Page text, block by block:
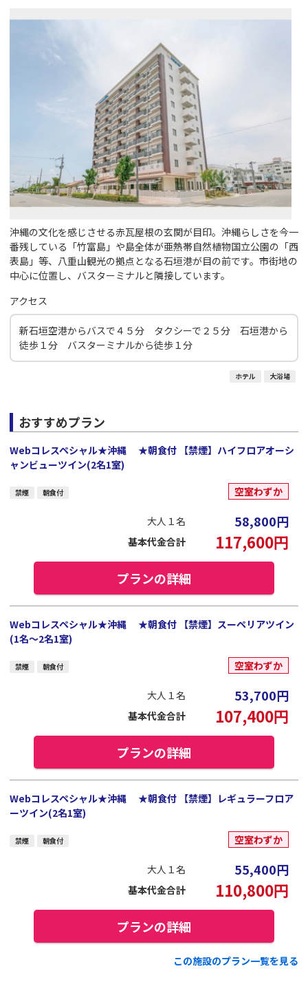
沖縄の文化を感じさせる赤瓦屋根の玄関が目印。沖縄らしさを今一
番残している「竹富島」や島全体が亜熱帯自然植物国立公園の「西
表島」等、八重山観光の拠点となる石垣港が目の前です。市街地の
中心に位置し、バスターミナルと隣接しています。
アクセス
新石垣空港からバスで４５分 タクシーで２５分 石垣港から
徒歩１分 バスターミナルから徒歩１分
ホテル 大浴場
おすすめプラン
Webコレスペシャル★沖縄 ★朝食付 【禁煙】ハイフロアオーシ
ャンビューツイン(2名1室)
禁煙 朝食付 空室わずか
大人１名 58,800円
基本代金合計 117,600円
プランの詳細
Webコレスペシャル★沖縄 ★朝食付 【禁煙】スーペリアツイン
(1名～2名1室)
禁煙 朝食付 空室わずか
大人１名 53,700円
基本代金合計 107,400円
プランの詳細
Webコレスペシャル★沖縄 ★朝食付 【禁煙】レギュラーフロア
ーツイン(2名1室)
禁煙 朝食付 空室わずか
大人１名 55,400円
基本代金合計 110,800円
プランの詳細
この施設のプラン一覧を見る